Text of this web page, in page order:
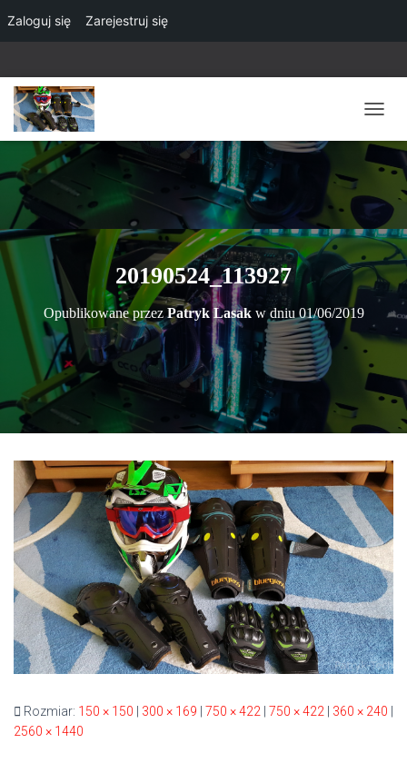
Zaloguj się Zarejestruj się
R
E
Ą
C
Z
N
A
G
C
Ę
20190524_113927
Opublikowane przezPatryk Lasakw dniu 01/06/2019
Rozmiar: 150 × 150 300 × 169 750 × 422 750 × 422 360 × 240
2560 × 1440